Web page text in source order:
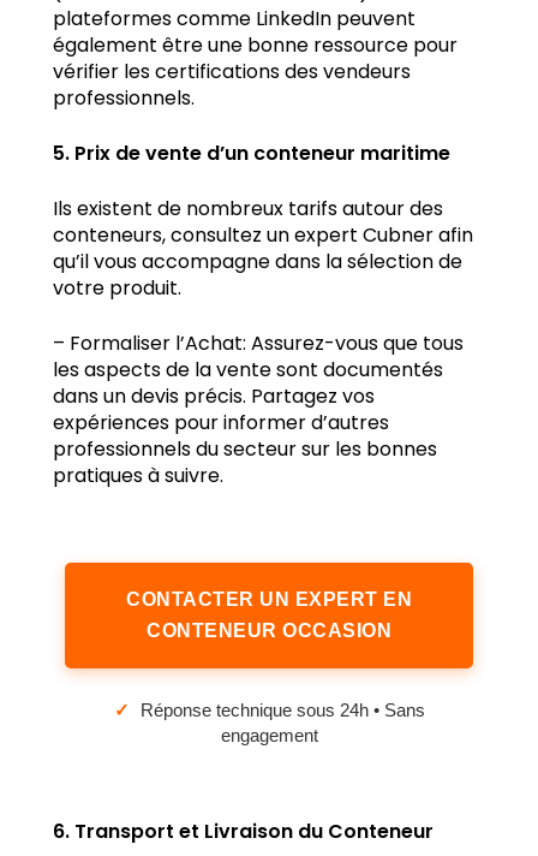
plateformes comme LinkedIn peuvent
également être une bonne ressource pour
vérifier les certifications des vendeurs
professionnels.
5. Prix de vente d’un conteneur maritime
Ils existent de nombreux tarifs autour des
conteneurs, consultez un expert Cubner afin
qu’il vous accompagne dans la sélection de
votre produit.
– Formaliser l’Achat: Assurez-vous que tous
les aspects de la vente sont documentés
dans un devis précis. Partagez vos
expériences pour informer d’autres
professionnels du secteur sur les bonnes
pratiques à suivre.
CONTACTER UN EXPERT EN
CONTENEUR OCCASION
✓
Réponse technique sous 24h • Sans
engagement
6. Transport et Livraison du Conteneur